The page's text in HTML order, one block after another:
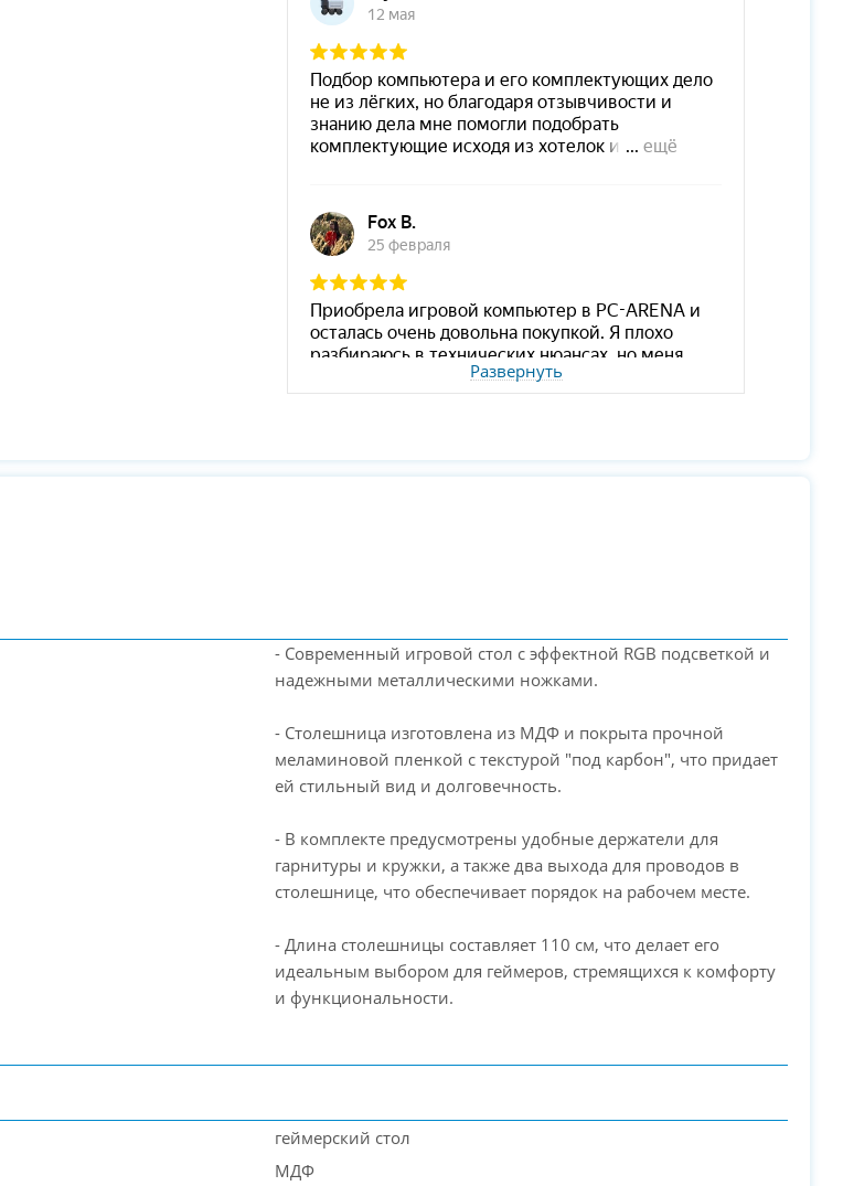
PC-Arena на карте Москвы — Яндекс Карты
Развернуть
- Современный игровой стол с эффектной RGB подсветкой и
надежными металлическими ножками.
- Столешница изготовлена из МДФ и покрыта прочной
меламиновой пленкой с текстурой "под карбон", что придает
ей стильный вид и долговечность.
- В комплекте предусмотрены удобные держатели для
гарнитуры и кружки, а также два выхода для проводов в
столешнице, что обеспечивает порядок на рабочем месте.
- Длина столешницы составляет 110 см, что делает его
идеальным выбором для геймеров, стремящихся к комфорту
и функциональности.
геймерский стол
МДФ